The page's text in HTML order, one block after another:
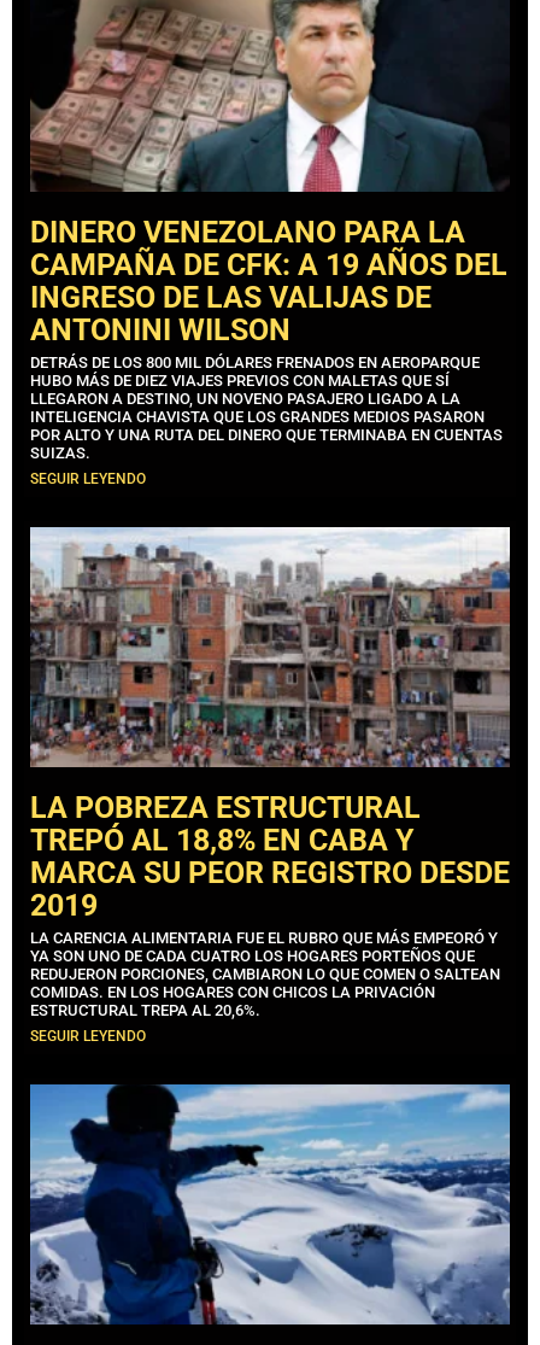
DINERO VENEZOLANO PARA LA
CAMPAÑA DE CFK: A 19 AÑOS DEL
INGRESO DE LAS VALIJAS DE
ANTONINI WILSON
DETRÁS DE LOS 800 MIL DÓLARES FRENADOS EN AEROPARQUE
HUBO MÁS DE DIEZ VIAJES PREVIOS CON MALETAS QUE SÍ
LLEGARON A DESTINO, UN NOVENO PASAJERO LIGADO A LA
INTELIGENCIA CHAVISTA QUE LOS GRANDES MEDIOS PASARON
POR ALTO Y UNA RUTA DEL DINERO QUE TERMINABA EN CUENTAS
SUIZAS.
SEGUIR LEYENDO
LA POBREZA ESTRUCTURAL
TREPÓ AL 18,8% EN CABA Y
MARCA SU PEOR REGISTRO DESDE
2019
LA CARENCIA ALIMENTARIA FUE EL RUBRO QUE MÁS EMPEORÓ Y
YA SON UNO DE CADA CUATRO LOS HOGARES PORTEÑOS QUE
REDUJERON PORCIONES, CAMBIARON LO QUE COMEN O SALTEAN
COMIDAS. EN LOS HOGARES CON CHICOS LA PRIVACIÓN
ESTRUCTURAL TREPA AL 20,6%.
SEGUIR LEYENDO